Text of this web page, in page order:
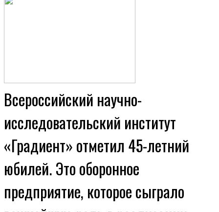
Всероссийский научно-
исследовательский институт
«Градиент» отметил 45-летний
юбилей. Это оборонное
предприятие, которое сыграло